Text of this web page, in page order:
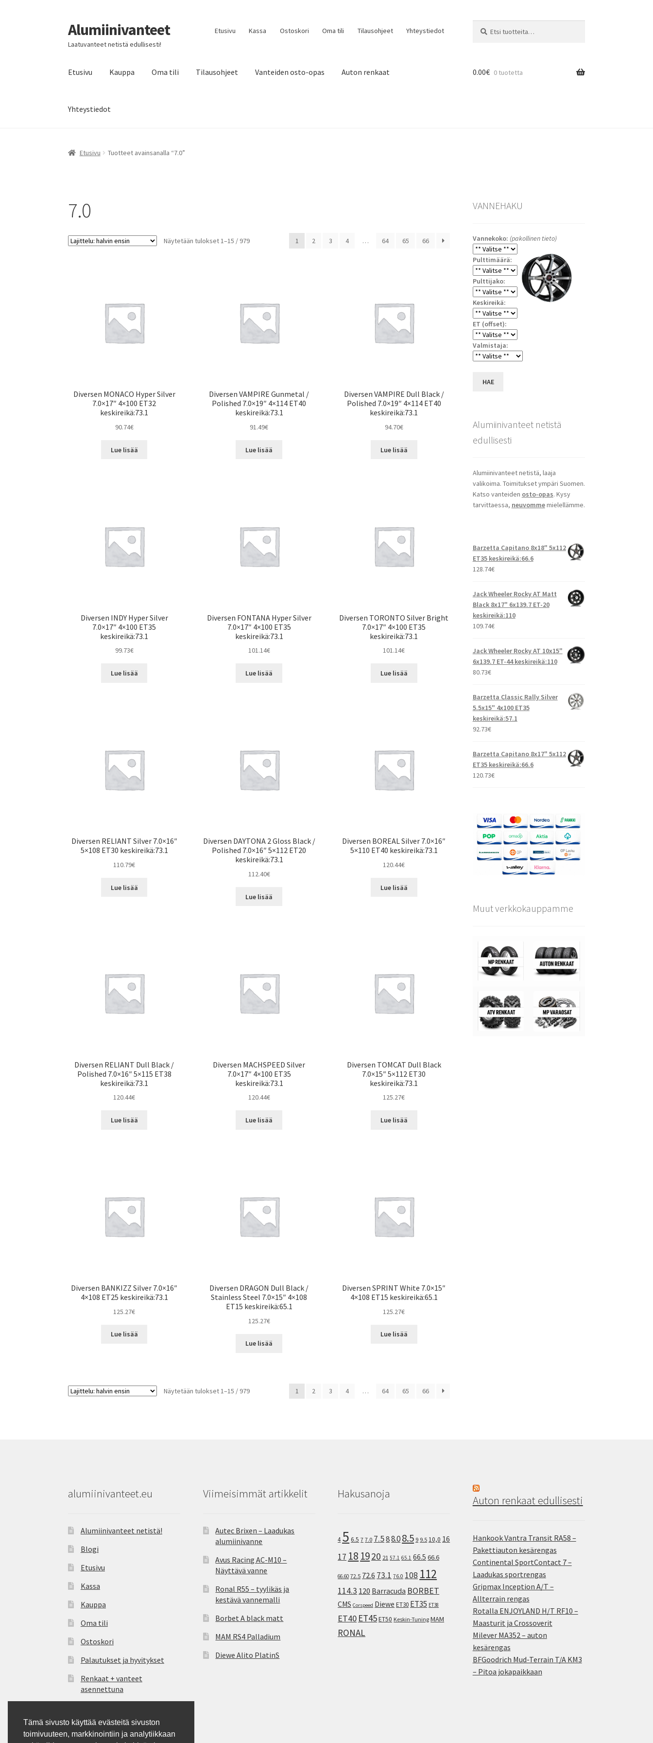
Siirry
navigointiin
Siirry
sisältöön
Alumiinivanteet
Laatuvanteet netistä edullisesti!
Etusivu Kassa Ostoskori Oma tili Tilausohjeet Yhteystiedot
Etusivu Kauppa Oma tili Tilausohjeet Vanteiden osto-opas Auton renkaat
Yhteystiedot
0.00€ 0 tuotetta
Etusivu Tuotteet avainsanalla “7.0”
7.0
Näytetään tulokset 1–15 / 979Halvin
1 2 3 4 … 64 65 66
Diversen MONACO Hyper Silver
7.0×17″ 4×100 ET32
keskireikä:73.1
90.74€
Lue lisää
Diversen VAMPIRE Gunmetal /
Polished 7.0×19″ 4×114 ET40
keskireikä:73.1
91.49€
Lue lisää
Diversen VAMPIRE Dull Black /
Polished 7.0×19″ 4×114 ET40
keskireikä:73.1
94.70€
Lue lisää
Diversen INDY Hyper Silver
7.0×17″ 4×100 ET35
keskireikä:73.1
99.73€
Lue lisää
Diversen FONTANA Hyper Silver
7.0×17″ 4×100 ET35
keskireikä:73.1
101.14€
Lue lisää
Diversen TORONTO Silver Bright
7.0×17″ 4×100 ET35
keskireikä:73.1
101.14€
Lue lisää
Diversen RELIANT Silver 7.0×16″
5×108 ET30 keskireikä:73.1
110.79€
Lue lisää
Diversen DAYTONA 2 Gloss Black /
Polished 7.0×16″ 5×112 ET20
keskireikä:73.1
112.40€
Lue lisää
Diversen BOREAL Silver 7.0×16″
5×110 ET40 keskireikä:73.1
120.44€
Lue lisää
Diversen RELIANT Dull Black /
Polished 7.0×16″ 5×115 ET38
keskireikä:73.1
120.44€
Lue lisää
Diversen MACHSPEED Silver
7.0×17″ 4×100 ET35
keskireikä:73.1
120.44€
Lue lisää
Diversen TOMCAT Dull Black
7.0×15″ 5×112 ET30
keskireikä:73.1
125.27€
Lue lisää
Diversen BANKIZZ Silver 7.0×16″
4×108 ET25 keskireikä:73.1
125.27€
Lue lisää
Diversen DRAGON Dull Black /
Stainless Steel 7.0×15″ 4×108
ET15 keskireikä:65.1
125.27€
Lue lisää
Diversen SPRINT White 7.0×15″
4×108 ET15 keskireikä:65.1
125.27€
Lue lisää
Näytetään tulokset 1–15 / 979Halvin
1 2 3 4 … 64 65 66
VANNEHAKU
Vannekoko: (pakollinen tieto)
Pulttimäärä:
Pulttijako:
Keskireikä:
ET (offset):
Valmistaja:
HAE
Alumiinivanteet netistä
edullisesti
Alumiinivanteet netistä, laaja
valikoima. Toimitukset ympäri Suomen.
Katso vanteiden osto-opas. Kysy
tarvittaessa, neuvommemielellämme.
Barzetta Capitano 8x18" 5x112
ET35 keskireikä:66.6
128.74€
Jack Wheeler Rocky AT Matt
Black 8x17" 6x139.7 ET-20
keskireikä:110
109.74€
Jack Wheeler Rocky AT 10x15"
6x139.7 ET-44 keskireikä:110
80.73€
Barzetta Classic Rally Silver
5.5x15" 4x100 ET35
keskireikä:57.1
92.73€
Barzetta Capitano 8x17" 5x112
ET35 keskireikä:66.6
120.73€
Muut verkkokauppamme
alumiinivanteet.eu
Alumiinivanteet netistä!
Blogi
Etusivu
Kassa
Kauppa
Oma tili
Ostoskori
Palautukset ja hyvitykset
Renkaat + vanteet
asennettuna
Tilauksen peruutus
Viimeisimmät artikkelit
Autec Brixen – Laadukas
alumiinivanne
Avus Racing AC-M10 –
Näyttävä vanne
Ronal R55 – tyylikäs ja
kestävä vannemalli
Borbet A black matt
MAM RS4 Palladium
Diewe Alito PlatinS
Hakusanoja
4 5 6.5 7 7.0 7.588.08.5 9 9.5 10,0 16
17 18 1920 21 57.1 65.1 66.5 66.6
66.60 72.5 72.6 73.1 76.0 108 112
114.3 120 Barracuda BORBET
CMS Corspeed Diewe ET30 ET35 ET38
ET40 ET45ET50 Keskin-Tuning MAM
RONAL
Auton renkaat edullisesti
Hankook Vantra Transit RA58 –
Pakettiauton kesärengas
Continental SportContact 7 –
Laadukas sportrengas
Gripmax Inception A/T –
Allterrain rengas
Rotalla ENJOYLAND H/T RF10 –
Maasturit ja Crossoverit
Milever MA352 – auton
kesärengas
BFGoodrich Mud-Terrain T/A KM3
– Pitoa jokapaikkaan
Tämä sivusto käyttää evästeitä sivuston
toimivuuteen, markkinointiin ja analytiikkaan